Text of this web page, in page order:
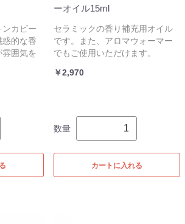
ンカビー
惑的な香
雰囲気を
ーオイル15ml
セラミックの香り補充用オイル
です。また、アロマウォーマー
でもご使用いただけます。
￥2,970
数量
カートに入れる